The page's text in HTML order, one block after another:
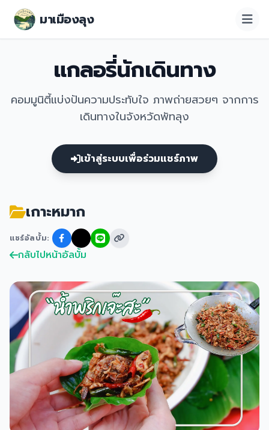
มาเมืองลุง
แกลอรี่นักเดินทาง
คอมมูนิตี้แบ่งปันความประทับใจ ภาพถ่ายสวยๆ จากการ
เดินทางในจังหวัดพัทลุง
เข้าสู่ระบบเพื่อร่วมแชร์ภาพ
เกาะหมาก
แชร์อัลบั้ม:
กลับไปหน้าอัลบั้ม
เกล 23 0 0